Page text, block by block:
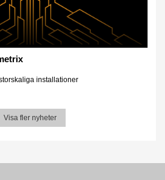
installationer
Visa fler nyheter